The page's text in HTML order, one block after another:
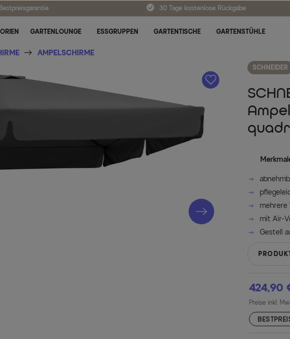
Bestpreisgarantie 30 Tage kostenlose Rückgabe
GARTENLOUNGE ESSGRUPPEN GARTENTISCHE GARTENSTÜHLE
AMPELSCHIRME
A
SCHNEIDER
mehrere
mit Air-
Gestell
424,90
Preise inkl.